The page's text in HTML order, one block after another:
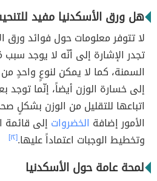
هل ورق الأسكدنيا مفيد
لا تتوفر معلومات حول فوائد ورق
تجدر الإشارة إلى أنّه لا يوجد
السمنة، كما لا يمكن لنوعٍ واحدٍ
إلى خسارة الوزن أيضاً، إنّما
اتباعها للتقليل من الوزن
الأمور إضافة الخضروات إلى
وتخطيط الوجبات اعتماداً عليها.[١٢]
لمحة عامة حول الأسكدنيا